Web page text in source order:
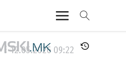
12.05.2026 09:22